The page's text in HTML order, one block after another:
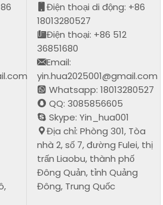
Điện thoại di động: +86
18013280527
Điện thoại: +86 512
36851680
Email:
yin.hua2025001@gmail.com
Whatsapp: 18013280527
QQ: 3085856605
Skype: Yin_hua001
Địa chỉ: Phòng 301, Tòa
nhà 2, số 7, đường Fulei, thị
trấn Liaobu, thành phố
Đông Quản, tỉnh Quảng
Đông, Trung Quốc